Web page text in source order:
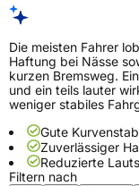
Die meisten Fahrer
Haftung bei Nässe
kurzen Bremsweg.
und ein teils lauter
weniger stabiles
Gute
Zuverlässiger
Reduzierte
Filtern nach